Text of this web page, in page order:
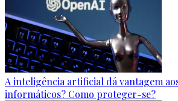
A inteligência artificial dá vantagem
informáticos? Como proteger-se?